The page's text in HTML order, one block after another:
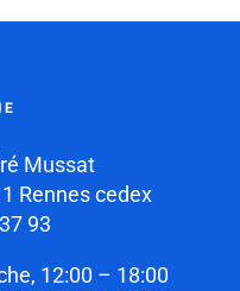
Mussat
Rennes cedex
93
12:00 – 18:00